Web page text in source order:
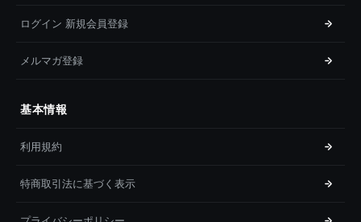
ログイン 新規会員登録
メルマガ登録
基本情報
利用規約
特商取引法に基づく表示